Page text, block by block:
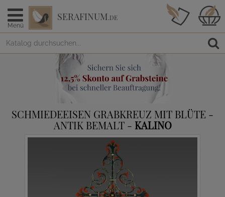
Menü
SERAFINUM.DE
SCHMIEDEEISEN GRABKREUZ MIT BLÜTE -
ANTIK BEMALT - KALINO